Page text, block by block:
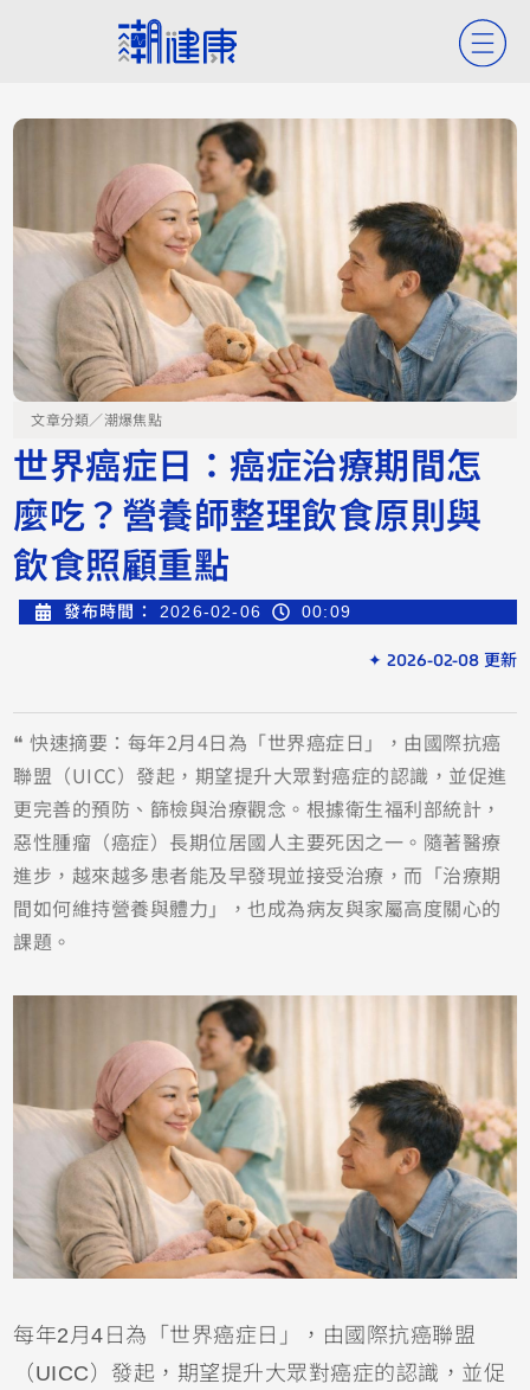
文章分類／潮爆焦點
世界癌症日：癌症治療期間怎
麼吃？營養師整理飲食原則與
飲食照顧重點
發布時間： 2026-02-06 00:09
✦ 2026-02-08 更新
❝ 快速摘要：每年2月4日為「世界癌症日」，由國際抗癌
聯盟（UICC）發起，期望提升大眾對癌症的認識，並促進
更完善的預防、篩檢與治療觀念。根據衛生福利部統計，
惡性腫瘤（癌症）長期位居國人主要死因之一。隨著醫療
進步，越來越多患者能及早發現並接受治療，而「治療期
間如何維持營養與體力」，也成為病友與家屬高度關心的
課題。
每年2月4日為「世界癌症日」，由國際抗癌聯盟
（UICC）發起，期望提升大眾對癌症的認識，並促